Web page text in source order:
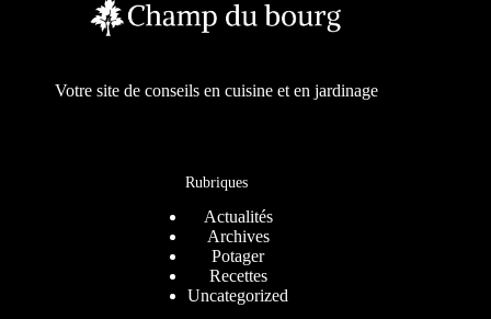
Votre site de conseils en cuisine et en jardinage
Rubriques
Actualités
Archives
Potager
Recettes
Uncategorized